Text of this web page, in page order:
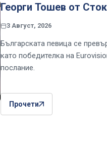
Георги Тошев от
3 Август, 2026
Българската певица се
като победителка на
послание.
Прочети